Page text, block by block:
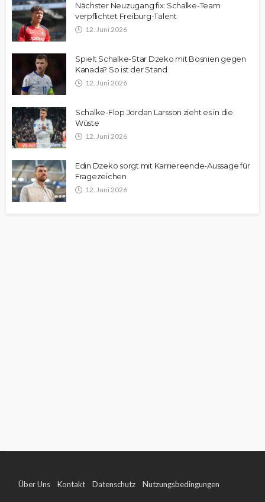
Nächster Neuzugang fix: Schalke-Team
verpflichtet Freiburg-Talent
12. Juni 2026
Spielt Schalke-Star Dzeko mit Bosnien gegen
Kanada? So ist der Stand
12. Juni 2026
Schalke-Flop Jordan Larsson zieht es in die
Wüste
12. Juni 2026
Edin Dzeko sorgt mit Karriereende-Aussage für
Fragezeichen
12. Juni 2026
Über Uns Kontakt Datenschutz Nutzungsbedingungen